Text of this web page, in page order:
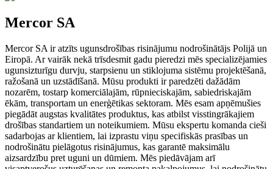
Mercor SA
Mercor SA ir atzīts ugunsdrošības risinājumu nodrošinātājs Polijā un
Eiropā. Ar vairāk nekā trīsdesmit gadu pieredzi mēs specializējamies
ugunsizturīgu durvju, starpsienu un stiklojuma sistēmu projektēšanā,
ražošanā un uzstādīšanā. Mūsu produkti ir paredzēti dažādām
nozarēm, tostarp komerciālajām, rūpnieciskajām, sabiedriskajām
ēkām, transportam un enerģētikas sektoram. Mēs esam apņēmušies
piegādāt augstas kvalitātes produktus, kas atbilst visstingrākajiem
drošības standartiem un noteikumiem. Mūsu ekspertu komanda cieši
sadarbojas ar klientiem, lai izprastu viņu specifiskās prasības un
nodrošinātu pielāgotus risinājumus, kas garantē maksimālu
aizsardzību pret uguni un dūmiem. Mēs piedāvājam arī